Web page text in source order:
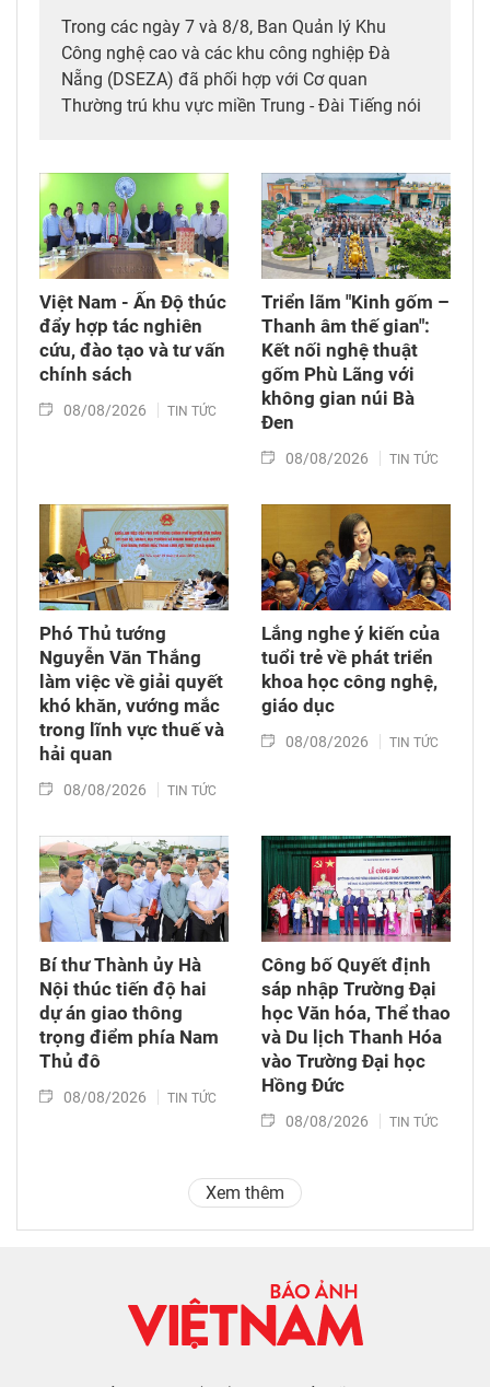
Trong các ngày 7 và 8/8, Ban Quản lý Khu
Công nghệ cao và các khu công nghiệp Đà
Nẵng (DSEZA) đã phối hợp với Cơ quan
Thường trú khu vực miền Trung - Đài Tiếng nói
cho đồng bào nghèo tại xã biên giới Hùng Sơn
(thành phố Đà Nẵng).
Việt Nam - Ấn Độ thúc
đẩy hợp tác nghiên
cứu, đào tạo và tư vấn
chính sách
08/08/2026 TIN TỨC
Triển lãm "Kinh gốm –
Thanh âm thế gian":
Kết nối nghệ thuật
gốm Phù Lãng với
không gian núi Bà
Đen
08/08/2026 TIN TỨC
Phó Thủ tướng
Nguyễn Văn Thắng
làm việc về giải quyết
khó khăn, vướng mắc
trong lĩnh vực thuế và
hải quan
08/08/2026 TIN TỨC
Lắng nghe ý kiến của
tuổi trẻ về phát triển
khoa học công nghệ,
giáo dục
08/08/2026 TIN TỨC
Bí thư Thành ủy Hà
Nội thúc tiến độ hai
dự án giao thông
trọng điểm phía Nam
Thủ đô
08/08/2026 TIN TỨC
Công bố Quyết định
sáp nhập Trường Đại
học Văn hóa, Thể thao
và Du lịch Thanh Hóa
vào Trường Đại học
Hồng Đức
08/08/2026 TIN TỨC
Xem thêm